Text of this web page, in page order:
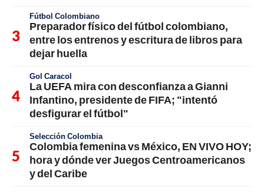
Fútbol Colombiano
Preparador físico del fútbol colombiano,
entre los entrenos y escritura de libros para
dejar huella
Gol Caracol
La UEFA mira con desconfianza a Gianni
Infantino, presidente de FIFA; "intentó
desfigurar el fútbol"
Selección Colombia
Colombia femenina vs México, EN VIVO HOY;
hora y dónde ver Juegos Centroamericanos
y del Caribe